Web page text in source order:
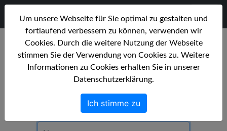
FotoPretzel
Anmeldung
Um sich anzumelden, geben Sie Namen
und Passwort ein, und klicken Sie auf
»anmelden«.
Um unsere Webseite für Sie optimal zu gestalten und
fortlaufend verbessern zu können, verwenden wir
Cookies. Durch die weitere Nutzung der Webseite
stimmen Sie der Verwendung von Cookies zu. Weitere
Informationen zu Cookies erhalten Sie in unserer
Datenschutzerklärung.
Ich stimme zu